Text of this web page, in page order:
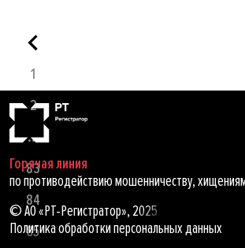
1
2
...
83
84
85
Горячая линия
по противодействию мошенничеству,
© АО «РТ-Регистратор», 2025
Политика обработки персональных данных